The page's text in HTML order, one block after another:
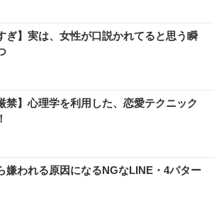
ぎ】実は、女性が口説かれてると思う瞬
禁】心理学を利用した、恋愛テクニック
嫌われる原因になるNGなLINE・4パター